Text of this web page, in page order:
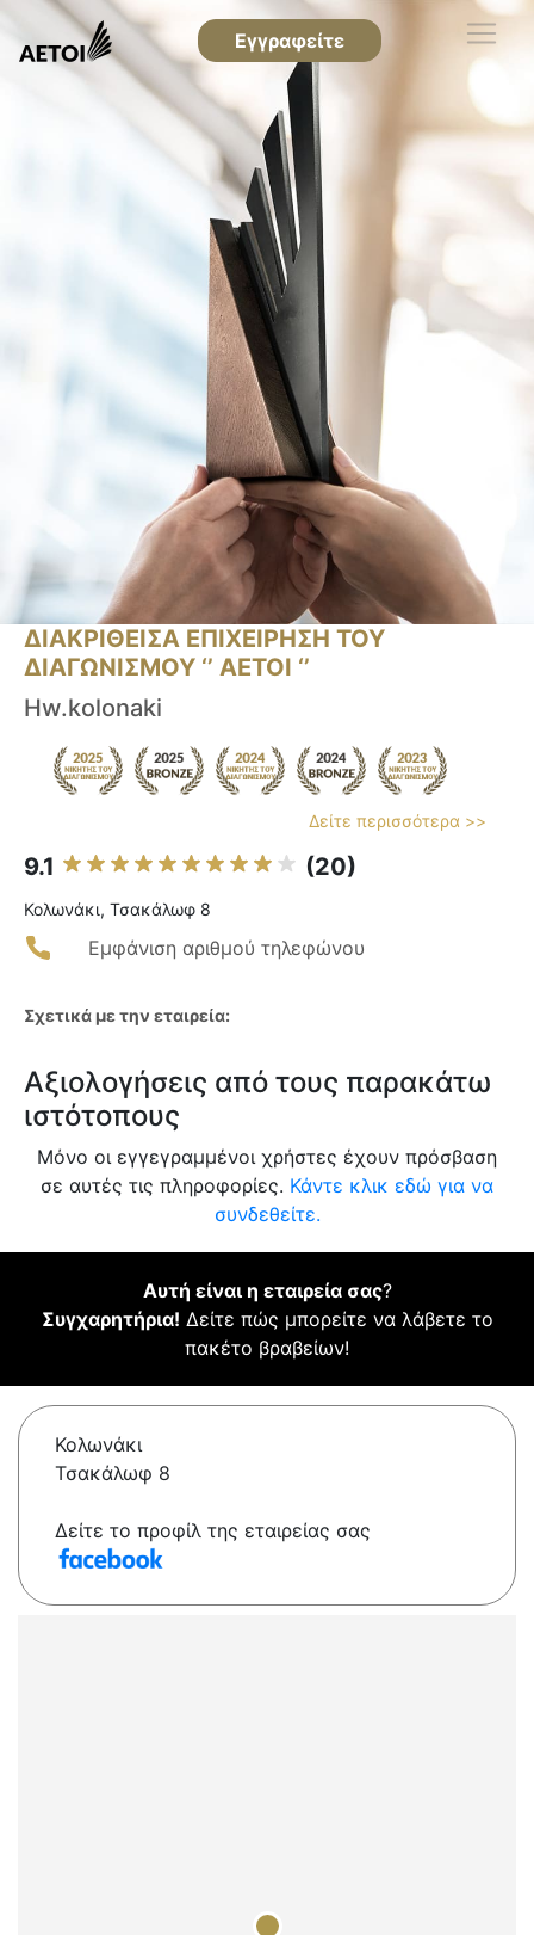
Εγγραφείτε
ΔΙΑΚΡΙΘΕΙΣΑ ΕΠΙΧΕΙΡΗΣΗ ΤΟΥ
ΔΙΑΓΩΝΙΣΜΟΥ ‘’ ΑΕΤΟΙ ‘’
Hw.kolonaki
Δείτε περισσότερα >>
9.1 (20)
Κολωνάκι, Τσακάλωφ 8
Εμφάνιση αριθμού τηλεφώνου
Σχετικά με την εταιρεία:
Αξιολογήσεις από τους παρακάτω
ιστότοπους
Μόνο οι εγγεγραμμένοι χρήστες έχουν πρόσβαση
σε αυτές τις πληροφορίες. Κάντε κλικ εδώ για να
συνδεθείτε.
Αυτή είναι η εταιρεία σας?
Συγχαρητήρια! Δείτε πώς μπορείτε να λάβετε το
πακέτο βραβείων!
Κολωνάκι
Τσακάλωφ 8
Δείτε το προφίλ της εταιρείας σας